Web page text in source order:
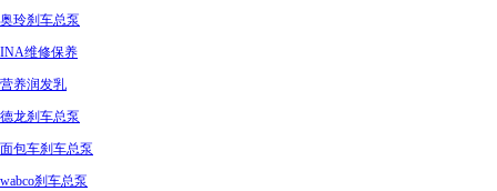
奥玲刹车总泵
INA维修保养
营养润发乳
德龙刹车总泵
面包车刹车总泵
wabco刹车总泵